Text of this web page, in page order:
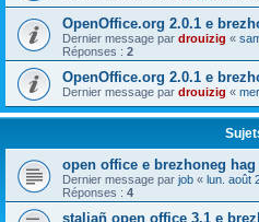
OpenOffice.org 2.0.1 e
Dernier message par drouizig «
Réponses : 2
OpenOffice.org 2.0.1 e
Dernier message par drouizig «
open office e brezhoneg hag
Dernier message par job « lun. août
Réponses : 4
staliañ open office 3.1 e